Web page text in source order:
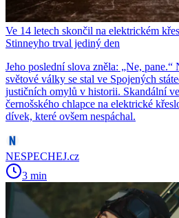
Ve 14 letech skončil na elektrickém
Stinneyho trval jediný den
Jeho poslední slova zněla: „Ne,
světové války se stal ve Spojených
justičních omylů v historii. Skandální
černošského chlapce na elektrické
dívek, které ovšem nespáchal.
NESPECHEJ.cz
3 min